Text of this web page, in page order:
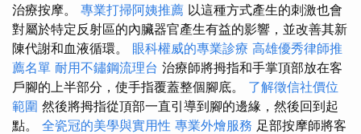
治療按摩。 專業打掃阿姨推薦 以這種方式產生的刺激也會
對屬於特定反射區的內臟器官產生有益的影響，並改善其新
陳代謝和血液循環。 眼科權威的專業診療 高雄優秀律師推
薦名單 耐用不鏽鋼流理台 治療師將拇指和手掌頂部放在客
戶腳的上半部分，使手指覆蓋整個腳底。 了解徵信社價位
範圍 然後將拇指從頂部一直引導到腳的邊緣，然後回到起
點。 全瓷冠的美學與實用性 專業外燴服務 足部按摩師將客